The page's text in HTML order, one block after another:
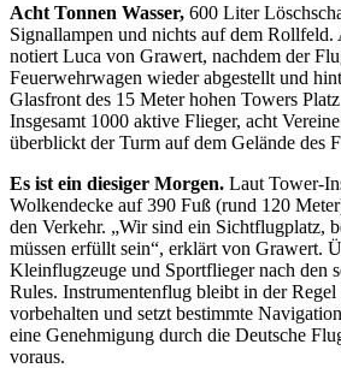
Acht Tonnen Wasser, 600 Liter
Signallampen und nichts auf dem Rollfeld.
notiert Luca von Grawert, nachdem der
Feuerwehrwagen wieder abgestellt und
Glasfront des 15 Meter hohen Towers
Insgesamt 1000 aktive Flieger, acht
überblickt der Turm auf dem Gelände des
Es ist ein diesiger Morgen. Laut Tower-
Wolkendecke auf 390 Fuß (rund 120
den Verkehr. „Wir sind ein Sichtflugplatz,
müssen erfüllt sein“, erklärt von Grawert.
Kleinflugzeuge und Sportflieger nach den
Rules. Instrumentenflug bleibt in der
vorbehalten und setzt bestimmte
eine Genehmigung durch die Deutsche
voraus.